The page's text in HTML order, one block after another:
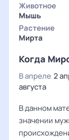
Животное
Мышь
Растение
Мирта
Когда
В апреле 2
августа
В данном
значении